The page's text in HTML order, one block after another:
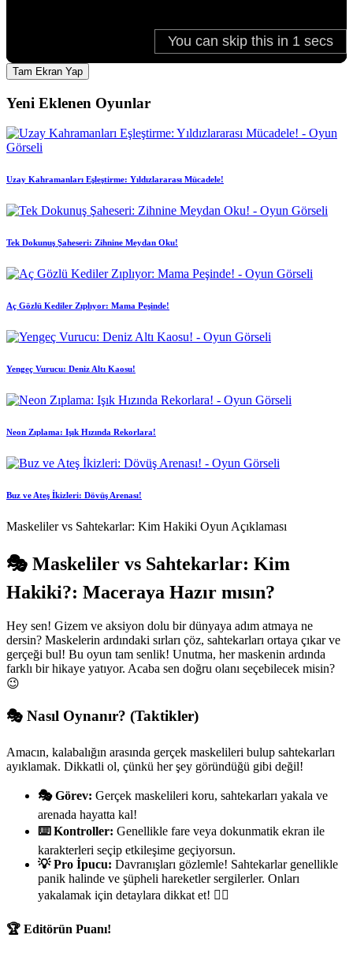
Tam Ekran Yap
Yeni Eklenen Oyunlar
Uzay Kahramanları Eşleştirme: Yıldızlararası Mücadele!
Tek Dokunuş Şaheseri: Zihnine Meydan Oku!
Aç Gözlü Kediler Zıplıyor: Mama Peşinde!
Yengeç Vurucu: Deniz Altı Kaosu!
Neon Zıplama: Işık Hızında Rekorlara!
Buz ve Ateş İkizleri: Dövüş Arenası!
Maskeliler vs Sahtekarlar: Kim Hakiki Oyun Açıklaması
🎭 Maskeliler vs Sahtekarlar: Kim
Hakiki?: Maceraya Hazır mısın?
Hey sen! Gizem ve aksiyon dolu bir dünyaya adım atmaya ne
dersin? Maskelerin ardındaki sırları çöz, sahtekarları ortaya çıkar ve
gerçeği bul! Bu oyun tam senlik! Unutma, her maskenin ardında
farklı bir hikaye yatıyor. Acaba sen doğru olanı seçebilecek misin?
😉
🎭 Nasıl Oynanır? (Taktikler)
Amacın, kalabalığın arasında gerçek maskelileri bulup sahtekarları
ayıklamak. Dikkatli ol, çünkü her şey göründüğü gibi değil!
🎭 Görev: Gerçek maskelileri koru, sahtekarları yakala ve
arenada hayatta kal!
⌨️ Kontroller: Genellikle fare veya dokunmatik ekran ile
karakterleri seçip etkileşime geçiyorsun.
💡 Pro İpucu: Davranışları gözlemle! Sahtekarlar genellikle
panik halinde ve şüpheli hareketler sergilerler. Onları
yakalamak için detaylara dikkat et! 🕵️‍♀️
🏆 Editörün Puanı!